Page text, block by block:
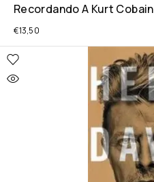
Recordando A Kurt Cobain
€13,50